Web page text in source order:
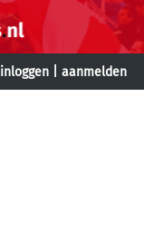
inloggen aanmelden